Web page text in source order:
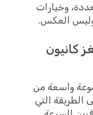
وخيارات
وليس العكس.
كانيون
واسعة من
الطريقة التي